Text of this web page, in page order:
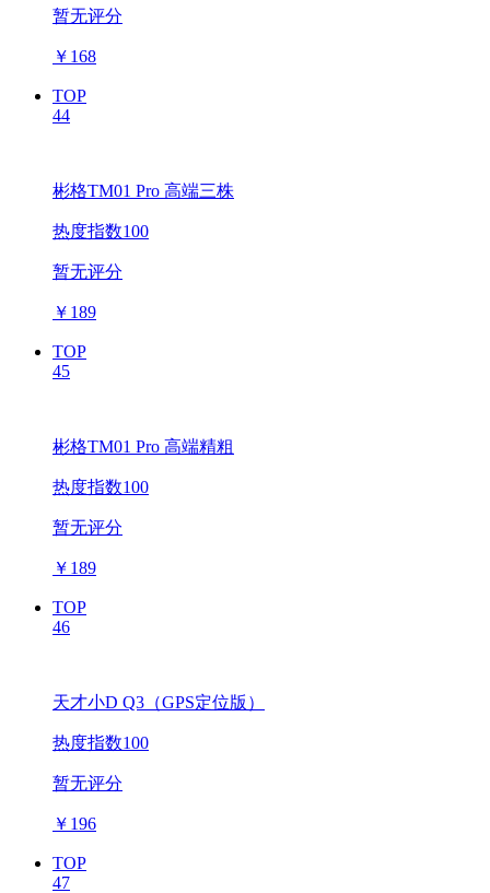
暂无评分
￥ 168
TOP
44
彬格TM01 Pro 高端三株
热度指数100
暂无评分
￥ 189
TOP
45
彬格TM01 Pro 高端精粗
热度指数100
暂无评分
￥ 189
TOP
46
天才小D Q3（GPS定位版）
热度指数100
暂无评分
￥ 196
TOP
47